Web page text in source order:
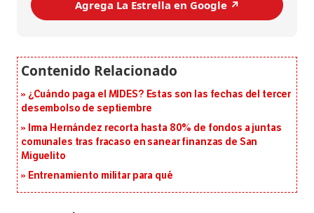
Agrega La Estrella en Google ↗️
¿Cuándo paga el MIDES? Estas son las fechas del tercer
desembolso de septiembre
Irma Hernández recorta hasta 80% de fondos a juntas
comunales tras fracaso en sanear finanzas de San
Miguelito
Entrenamiento militar para qué